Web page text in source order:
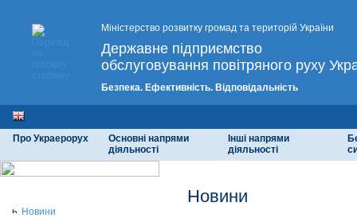
Міністерство розвитку громад та територій України
Державне підприємство
обслуговування повітряного руху
Безпека. Ефективність. Відповідальність
Про Украерорух
Основні напрями
діяльності
Інші напрями
діяльності
Новини
Новини